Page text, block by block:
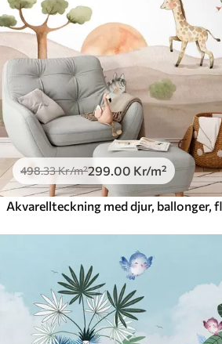
498.33Kr/m²299.00 Kr/m²